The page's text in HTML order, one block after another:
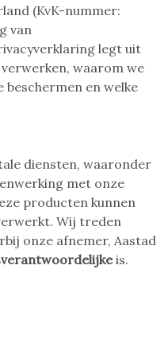
(KvK-nummer:
van
legt uit
waarom we
beschermen en welke
diensten, waaronder
met onze
producten kunnen
Wij treden
onze afnemer, Aastad
is.